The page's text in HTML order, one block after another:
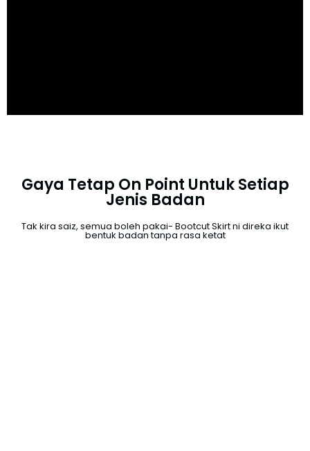
Gaya Tetap On Point Untuk Setiap
Jenis Badan
Tak kira saiz, semua boleh pakai- Bootcut Skirt ni direka ikut
bentuk badan tanpa rasa ketat